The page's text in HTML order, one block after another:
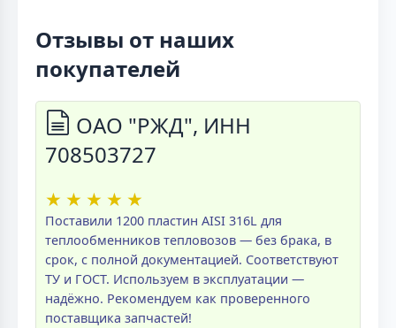
Отзывы от наших
покупателей
ОАО "РЖД", ИНН
708503727
★ ★ ★ ★ ★
Поставили 1200 пластин AISI 316L для
теплообменников тепловозов — без брака, в
срок, с полной документацией. Соответствуют
ТУ и ГОСТ. Используем в эксплуатации —
надёжно. Рекомендуем как проверенного
поставщика запчастей!